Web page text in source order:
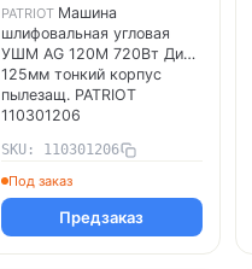
PATRIOT Машина
шлифовальная угловая
УШМ AG 120M 720Вт Диск
125мм тонкий корпус
пылезащ. PATRIOT
110301206
SKU: 110301206
Под заказ
Предзаказ